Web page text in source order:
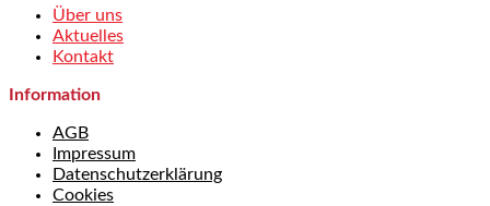
Über uns
Aktuelles
Kontakt
Information
AGB
Impressum
Datenschutzerklärung
Cookies